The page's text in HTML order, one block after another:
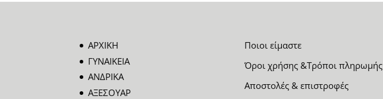
ΑΡΧΙΚΗ
ΓΥΝΑΙΚΕΙΑ
ΑΝΔΡΙΚΑ
ΑΞΕΣΟΥΑΡ
Ποιοι είμαστε
Όροι χρήσης &Τρόποι πληρωμής
Αποστολές & επιστροφές